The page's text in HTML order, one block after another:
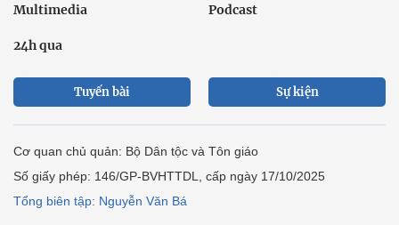
Multimedia Podcast
24h qua
Tuyến bài Sự kiện
Cơ quan chủ quản: Bộ Dân tộc và Tôn giáo
Số giấy phép: 146/GP-BVHTTDL, cấp ngày 17/10/2025
Tổng biên tập: Nguyễn Văn Bá